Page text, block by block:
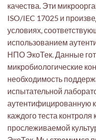
качества. Эти
ISO/IEC 17025 и
условиях,
использованием
НПО ЭкоТек. Данные
микробиологические
необходимость
испытательной
аутентифицированную
каждого теста
прослеживаемой